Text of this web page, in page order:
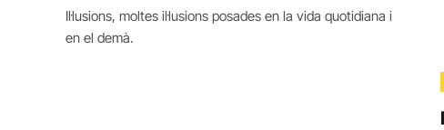
Il·lusions, moltes il·lusions posades en la vida quotidiana i
en el demà.